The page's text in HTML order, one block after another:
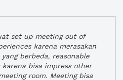
set up meeting out of
karena merasakan
berbeda, reasonable
bisa impress other
room. Meeting bisa